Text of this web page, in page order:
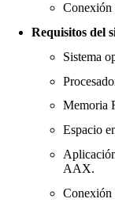
Conexión
Requisitos del
Sistema
Memoria
Espacio
AAX.
Conexión